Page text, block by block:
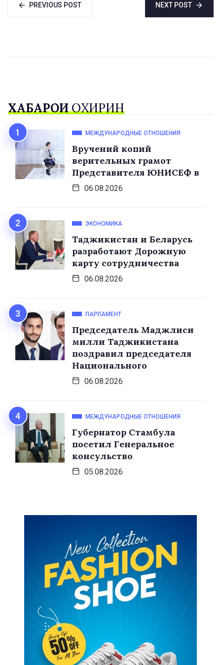
PREVIOUS POST NEXT POST
ХАБАРҲОИОХИРИН
МЕЖДУНАРОДНЫЕ ОТНОШЕНИЯ
Вручений копий
верительных грамот
Представителя ЮНИСЕФ в
06.08.2026
ЭКОНОМИКА
Таджикистан и Беларусь
разработают Дорожную
карту сотрудничества
06.08.2026
ПАРЛАМЕНТ
Председатель Маджлиси
милли Таджикистана
поздравил председателя
Национального
06.08.2026
МЕЖДУНАРОДНЫЕ ОТНОШЕНИЯ
Губернатор Стамбула
посетил Генеральное
консульство
05.08.2026